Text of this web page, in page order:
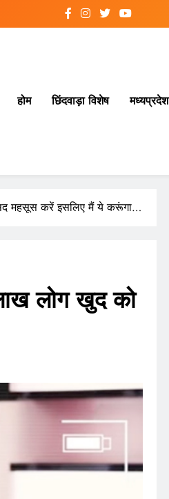
होम छिंदवाड़ा विशेष मध्यप्रदेश
महसूस करें इसलिए मैं ये करूंगा…
लोग खुद को